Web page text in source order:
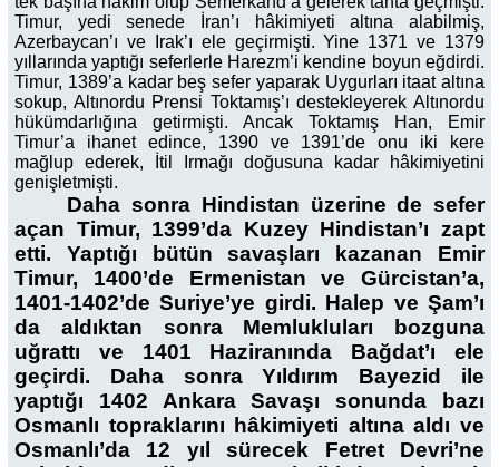
Timur, yedi senede İran’ı hâkimiyeti altına alabilmiş,
Azerbaycan’ı ve Irak’ı ele geçirmişti. Yine 1371 ve 1379
yıllarında yaptığı seferlerle Harezm’i kendine boyun eğdirdi.
Timur, 1389’a kadar beş sefer yaparak Uygurları itaat altına
sokup, Altınordu Prensi Toktamış’ı destekleyerek Altınordu
hükümdarlığına getirmişti. Ancak Toktamış Han, Emir
Timur’a ihanet edince, 1390 ve 1391’de onu iki kere
mağlup ederek, İtil Irmağı doğusuna kadar hâkimiyetini
genişletmişti.
Daha sonra Hindistan üzerine de sefer
açan Timur, 1399’da Kuzey Hindistan’ı zapt
etti. Yaptığı bütün savaşları kazanan Emir
Timur, 1400’de Ermenistan ve Gürcistan’a,
1401-1402’de Suriye’ye girdi. Halep ve Şam’ı
da aldıktan sonra Memlukluları bozguna
uğrattı ve 1401 Haziranında Bağdat’ı ele
geçirdi. Daha sonra Yıldırım Bayezid ile
yaptığı 1402 Ankara Savaşı sonunda bazı
Osmanlı topraklarını hâkimiyeti altına aldı ve
Osmanlı’da 12 yıl sürecek Fetret Devri’ne